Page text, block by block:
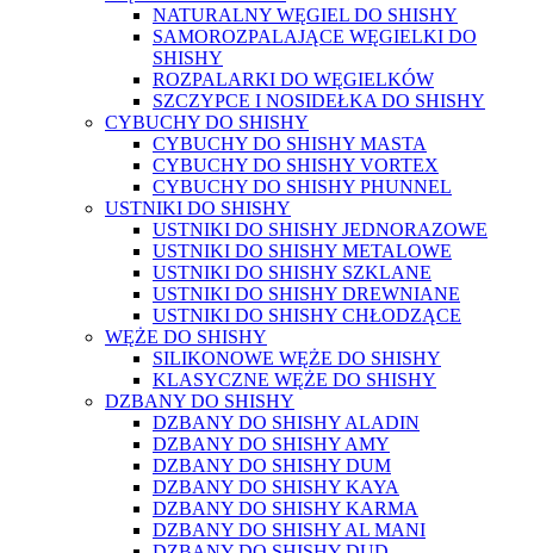
NATURALNY WĘGIEL DO SHISHY
SAMOROZPALAJĄCE WĘGIELKI DO
SHISHY
ROZPALARKI DO WĘGIELKÓW
SZCZYPCE I NOSIDEŁKA DO SHISHY
CYBUCHY DO SHISHY
CYBUCHY DO SHISHY MASTA
CYBUCHY DO SHISHY VORTEX
CYBUCHY DO SHISHY PHUNNEL
USTNIKI DO SHISHY
USTNIKI DO SHISHY JEDNORAZOWE
USTNIKI DO SHISHY METALOWE
USTNIKI DO SHISHY SZKLANE
USTNIKI DO SHISHY DREWNIANE
USTNIKI DO SHISHY CHŁODZĄCE
WĘŻE DO SHISHY
SILIKONOWE WĘŻE DO SHISHY
KLASYCZNE WĘŻE DO SHISHY
DZBANY DO SHISHY
DZBANY DO SHISHY ALADIN
DZBANY DO SHISHY AMY
DZBANY DO SHISHY DUM
DZBANY DO SHISHY KAYA
DZBANY DO SHISHY KARMA
DZBANY DO SHISHY AL MANI